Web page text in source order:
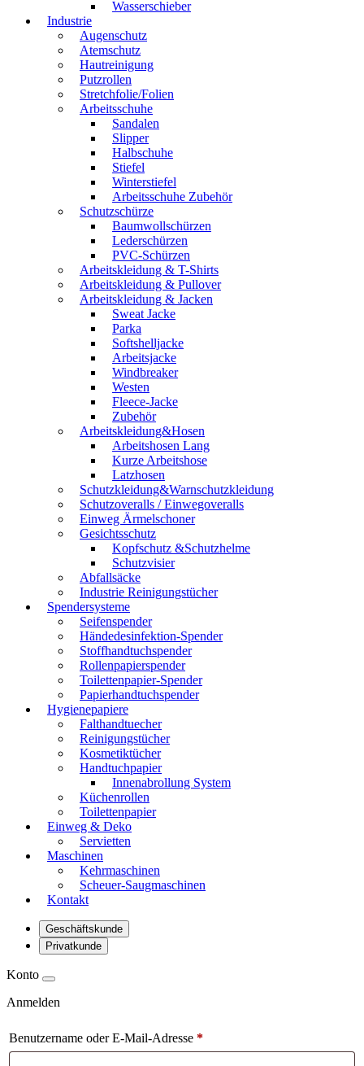
Wasserschieber
Industrie
Augenschutz
Atemschutz
Hautreinigung
Putzrollen
Stretchfolie/Folien
Arbeitsschuhe
Sandalen
Slipper
Halbschuhe
Stiefel
Winterstiefel
Arbeitsschuhe Zubehör
Schutzschürze
Baumwollschürzen
Lederschürzen
PVC-Schürzen
Arbeitskleidung & T-Shirts
Arbeitskleidung & Pullover
Arbeitskleidung & Jacken
Sweat Jacke
Parka
Softshelljacke
Arbeitsjacke
Windbreaker
Westen
Fleece-Jacke
Zubehör
Arbeitskleidung&Hosen
Arbeitshosen Lang
Kurze Arbeitshose
Latzhosen
Schutzkleidung&Warnschutzkleidung
Schutzoveralls / Einwegoveralls
Einweg Ärmelschoner
Gesichtsschutz
Kopfschutz &Schutzhelme
Schutzvisier
Abfallsäcke
Industrie Reinigungstücher
Spendersysteme
Seifenspender
Händedesinfektion-Spender
Stoffhandtuchspender
Rollenpapierspender
Toilettenpapier-Spender
Papierhandtuchspender
Hygienepapiere
Falthandtuecher
Reinigungstücher
Kosmetiktücher
Handtuchpapier
Innenabrollung System
Küchenrollen
Toilettenpapier
Einweg & Deko
Servietten
Maschinen
Kehrmaschinen
Scheuer-Saugmaschinen
Kontakt
Geschäftskunde
Privatkunde
Konto
Anmelden
Benutzername oder E-Mail-Adresse *